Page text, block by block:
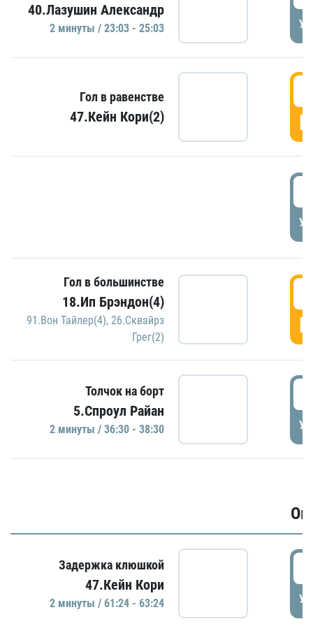
40.Лазушин Александр
2 минуты / 23:03 - 25:03
Гол в равенстве
47.Кейн Кори(2)
Гол в большинстве
18.Ип Брэндон(4)
91.Вон Тайлер(4), 26.Сквайрз
Грег(2)
Толчок на борт
5.Спроул Райан
2 минуты / 36:30 - 38:30
Задержка клюшкой
47.Кейн Кори
2 минуты / 61:24 - 63:24